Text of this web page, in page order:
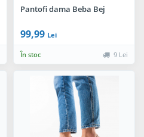
Pantofi dama Beba Bej
99,99 Lei
În stoc 9 Lei